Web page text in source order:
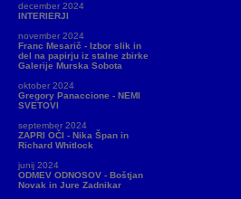
december 2024
INTERIERJI
november 2024
Franc Mesarič - Izbor slik in
del na papirju iz stalne zbirke
Galerije Murska Sobota
oktober 2024
Gregory Panaccione - NEMI
SVETOVI
september 2024
ZAPRI OČI - Nika Špan in
Richard Whitlock
junij 2024
ODMEV ODNOSOV - Boštjan
Novak in Jure Zadnikar